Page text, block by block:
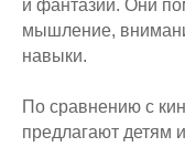
и фантазии. Они
мышление,
навыки.
По сравнению с
предлагают детям